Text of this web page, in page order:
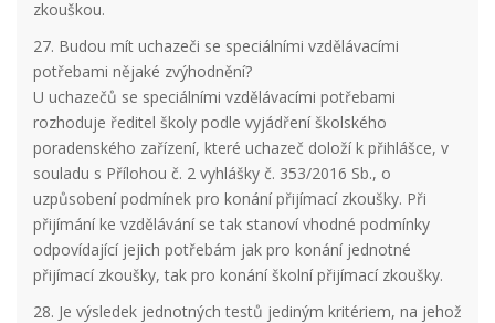
zkouškou.
27. Budou mít uchazeči se speciálními vzdělávacími
potřebami nějaké zvýhodnění?
U uchazečů se speciálními vzdělávacími potřebami
rozhoduje ředitel školy podle vyjádření školského
poradenského zařízení, které uchazeč doloží k přihlášce, v
souladu s Přílohou č. 2 vyhlášky č. 353/2016 Sb., o
uzpůsobení podmínek pro konání přijímací zkoušky. Při
přijímání ke vzdělávání se tak stanoví vhodné podmínky
odpovídající jejich potřebám jak pro konání jednotné
přijímací zkoušky, tak pro konání školní přijímací zkoušky.
28. Je výsledek jednotných testů jediným kritériem, na jehož